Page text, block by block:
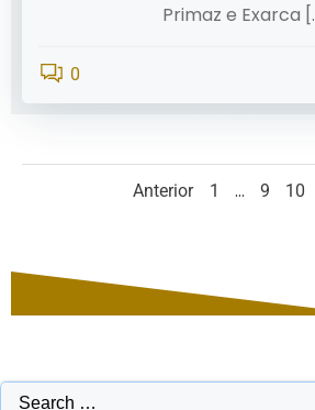
Primaz e Exarca
0
Posts
Anterior Page
1 … Page
9 10
Search